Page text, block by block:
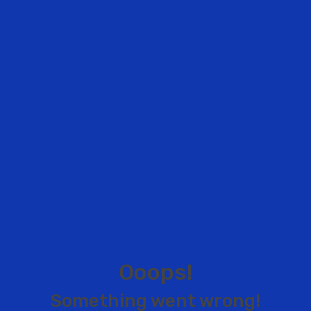
Ooops!
Something went wrong!